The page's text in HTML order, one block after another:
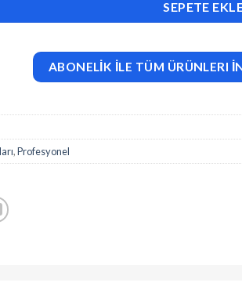
SEPETE
ABONELİK İLE TÜM ÜRÜNLERI
,Profesyonel